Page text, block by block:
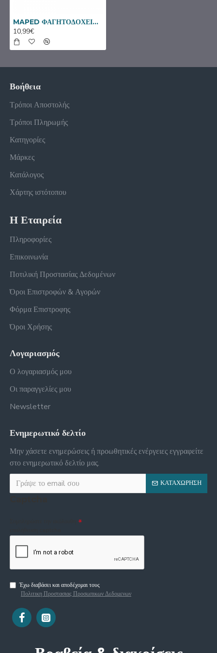
MAPED ΦΑΓΗΤΟΔΟΧΕΙΟ PICNIK ECOZEN MINIZ RABBIT 900ML ΜΩΒ 874102
10,99€
Βοήθεια
Τρόποι Αποστολής
Τρόποι Πληρωμής
Κατηγορίες
Μάρκες
Κατάλογος
Χάρτης ιστότοπου
Η Εταιρεία
Πληροφορίες
Επικοινωνία
Ποτιλική Προστασίας Δεδομένων
Όροι Επιστροφών & Αγορών
Φόρμα Επιστροφης
Όροι Χρήσης
Λογαριασμός
Ο λογαριασμός μου
Οι παραγγελίες μου
Newsletter
Ενημερωτικό δελτίο
Μην χάσετε ενημερώσεις ή προωθητικές ενέργειες εγγραφείτε
στο ενημερωτικό δελτίο μας.
ΚΑΤΑΧΏΡΗΣΗ
Έχω διαβάσει και αποδέχομαι τους
Πολιτικη Προστασιας Προσωπικων Δεδομενων